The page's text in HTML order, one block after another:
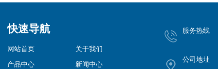
快速导航
网站首页
关于我们
产品中心
新闻中心
服务热线
公司地址